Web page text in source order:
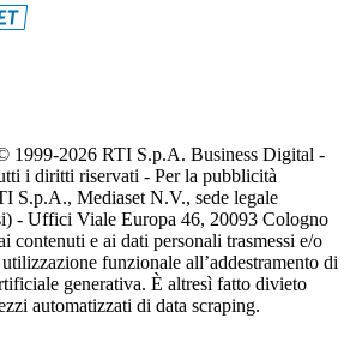
1999-2026 RTI S.p.A. Business Digital -
i diritti riservati - Per la pubblicità
S.p.A., Mediaset N.V., sede legale
- Uffici Viale Europa 46, 20093 Cologno
contenuti e ai dati personali trasmessi e/o
funzionale all’addestramento di
generativa. È altresì fatto divieto
automatizzati di data scraping.